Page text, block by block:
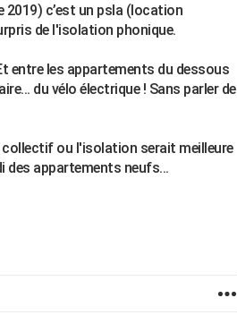
2019) c’est un psla (location
de l'isolation phonique.
entre les appartements du dessous
du vélo électrique ! Sans parler de
ou l'isolation serait meilleure
des appartements neufs...